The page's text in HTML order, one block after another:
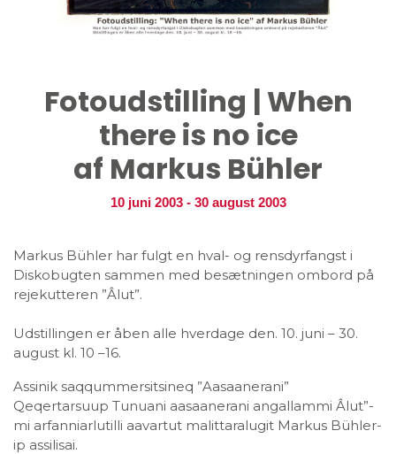
Fotoudstilling | When
there is no ice
af Markus Bühler
10 juni 2003 -30 august 2003
Markus Bühler har fulgt en hval- og rensdyrfangst i
Diskobugten sammen med besætningen ombord på
rejekutteren ”Âlut”.
Udstillingen er åben alle hverdage den. 10. juni – 30.
august kl. 10 –16.
Assinik saqqummersitsineq ”Aasaanerani”
Qeqertarsuup Tunuani aasaanerani angallammi Âlut”-
mi arfanniarlutilli aavartut malittaralugit Markus Bühler-
ip assilisai.